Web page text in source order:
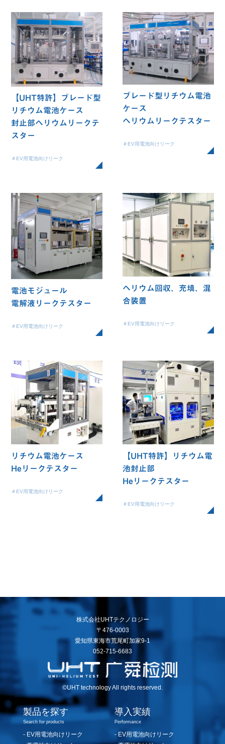
【UHT特許】ブレード型
リチウム電池ケース
封止部ヘリウムリークテ
スター
＃EV用電池向けリーク
ブレード型リチウム電池
ケース
ヘリウムリークテスター
＃EV用電池向けリーク
電池モジュール
電解液リークテスター
＃EV用電池向けリーク
ヘリウム回収、充填、混
合装置
＃EV用電池向けリーク
リチウム電池ケース
Heリークテスター
＃EV用電池向けリーク
【UHT特許】リチウム電
池封止部
Heリークテスター
＃EV用電池向けリーク
株式会社UHTテクノロジー
〒476-0003
愛知県東海市荒尾町加家9-1
052-715-6683
©UHT technology All rights reserved.
製品を探す
Search for products
EV用電池向けリーク
導入実績
Performance
EV用電池向けリーク